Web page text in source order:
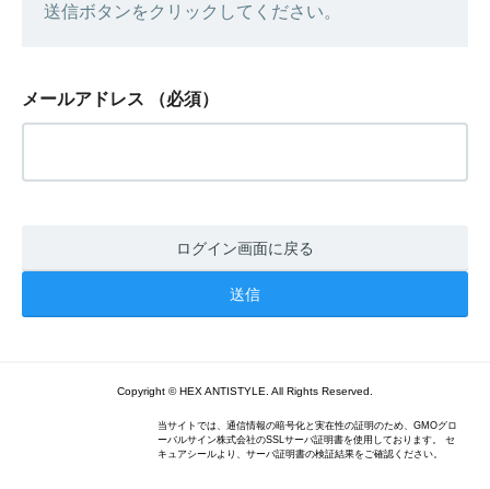
送信ボタンをクリックしてください。
メールアドレス （必須）
ログイン画面に戻る
Copyright © HEX ANTISTYLE. All Rights Reserved.
当サイトでは、通信情報の暗号化と実在性の証明のため、GMOグロ
ーバルサイン株式会社のSSLサーバ証明書を使用しております。 セ
キュアシールより、サーバ証明書の検証結果をご確認ください。